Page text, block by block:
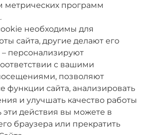
95
по МСК)
метрических программ
необходимы для
сайта, другие делают его
– персонализируют
с вашими
позволяют
функции сайта, анализировать
и улучшать качество работы
эти действия вы можете в
браузера или прекратить